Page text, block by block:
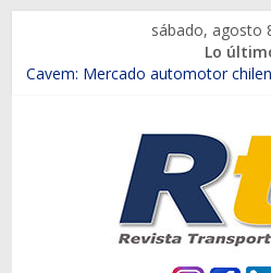
contenido
sábado, agosto
Lo
Chile es el primer mercado
Salfa suma vehículos
Samex amplía su red con nuevas
SINOTRUK Pick-ups presentó la
la Expo Compras Públicas 2026